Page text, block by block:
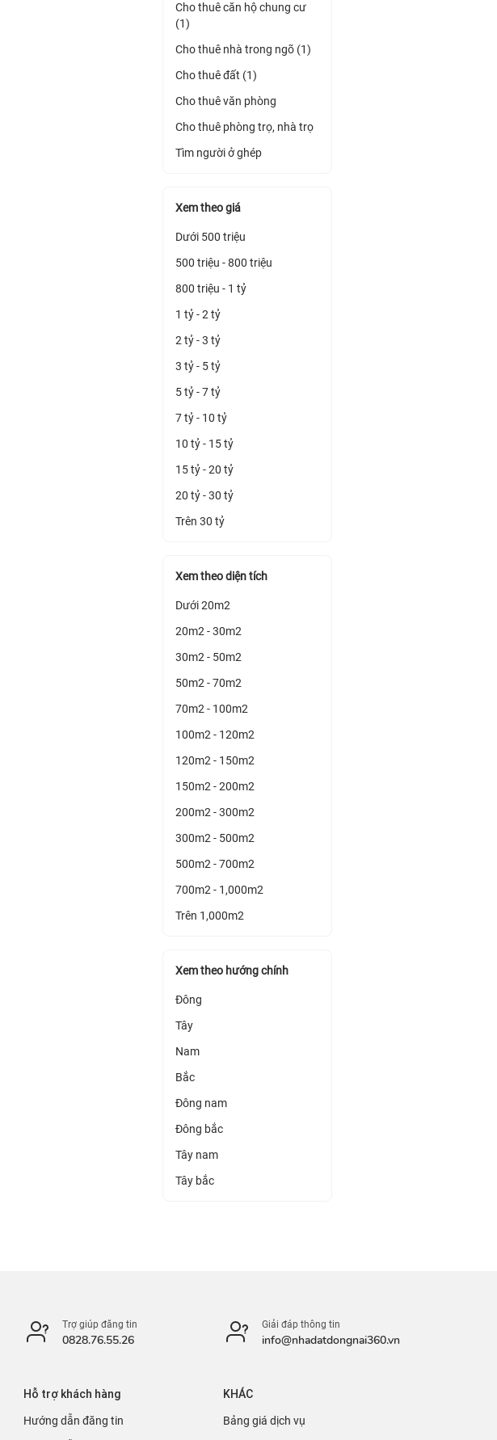
Cho thuê căn hộ chung cư
(1)
Cho thuê nhà trong ngõ (1)
Cho thuê đất (1)
Cho thuê văn phòng
Cho thuê phòng trọ, nhà trọ
Tìm người ở ghép
Xem theo giá
Dưới 500 triệu
500 triệu - 800 triệu
800 triệu - 1 tỷ
1 tỷ - 2 tỷ
2 tỷ - 3 tỷ
3 tỷ - 5 tỷ
5 tỷ - 7 tỷ
7 tỷ - 10 tỷ
10 tỷ - 15 tỷ
15 tỷ - 20 tỷ
20 tỷ - 30 tỷ
Trên 30 tỷ
Xem theo diện tích
Dưới 20m2
20m2 - 30m2
30m2 - 50m2
50m2 - 70m2
70m2 - 100m2
100m2 - 120m2
120m2 - 150m2
150m2 - 200m2
200m2 - 300m2
300m2 - 500m2
500m2 - 700m2
700m2 - 1,000m2
Trên 1,000m2
Xem theo hướng chính
Đông
Tây
Nam
Bắc
Đông nam
Đông bắc
Tây nam
Tây bắc
Trợ giúp đăng tin
0828.76.55.26
Giải đáp thông tin
info@nhadatdongnai360.vn
Hỗ trợ khách hàng
Hướng dẫn đăng tin
KHÁC
Bảng giá dịch vụ